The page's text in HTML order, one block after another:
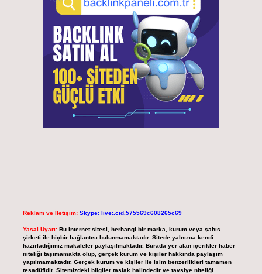
Reklam ve İletişim: Skype: live:.cid.575569c608265c69
Yasal Uyarı: Bu internet sitesi, herhangi bir marka, kurum veya şahıs
şirketi ile hiçbir bağlantısı bulunmamaktadır. Sitede yalnızca kendi
hazırladığımız makaleler paylaşılmaktadır. Burada yer alan içerikler haber
niteliği taşımamakta olup, gerçek kurum ve kişiler hakkında paylaşım
yapılmamaktadır. Gerçek kurum ve kişiler ile isim benzerlikleri tamamen
tesadüfidir. Sitemizdeki bilgiler taslak halindedir ve tavsiye niteliği